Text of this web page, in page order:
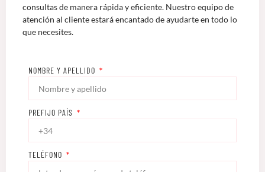
consultas de manera rápida y eficiente. Nuestro equipo de
atención al cliente estará encantado de ayudarte en todo lo
que necesites.
NOMBRE Y APELLIDO
PREFIJO PAÍS
TELÉFONO